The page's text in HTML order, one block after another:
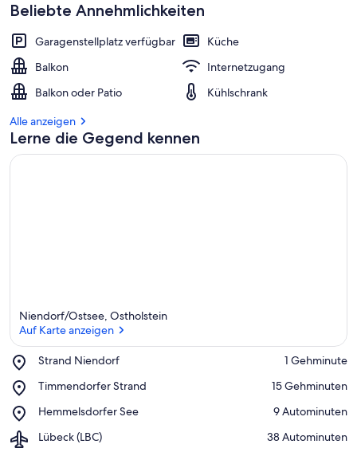
Beliebte Annehmlichkeiten
Garagenstellplatz verfügbar
Küche
Balkon
Internetzugang
Balkon oder Patio
Kühlschrank
Alle anzeigen
Lerne die Gegend kennen
Niendorf/Ostsee, Ostholstein
Auf Karte anzeigen
Strand Niendorf
Place,
Niendorf
‪1 Gehminute‬
Timmendorfer Strand
Place,
Strand
‪15 Gehminuten‬
Hemmelsdorfer See
Place,
See
‪9 Autominuten‬
Lübeck (LBC)
Airport,
‪38 Autominuten‬